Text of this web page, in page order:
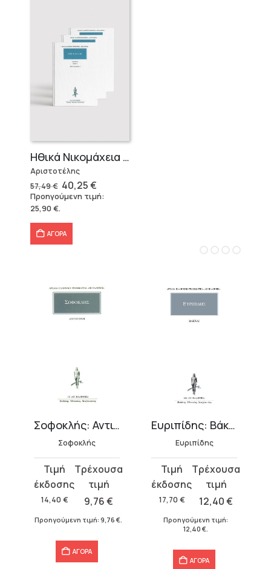
Ηθικά Νικομάχεια (3 τόμοι)
Αριστοτέλης
57,49€ Original
price
was:
40,25€Η
τρέχουσα
τιμή
Προηγούμενη τιμή:
25,90€.
ΑΓΟΡΑ
Σοφοκλής: Αντιγόνη
Σοφοκλής
14,40 €
Original
price
was:
14,40 €.
9,76€
τρέχουσα
τιμή
Προηγούμενη τιμή: 9,76 €
ΑΓΟΡΑ
Ευριπίδης: Βάκχαι
Ευριπίδης
17,70 €
Original
price
was:
12,40€
τρέχουσα
τιμή
12,40 €.
Προηγούμενη τιμή:
12,40 €
ΑΓΟΡΑ